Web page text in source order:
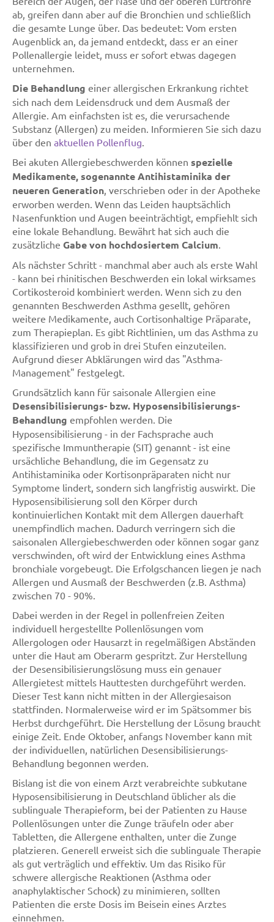
ab, greifen dann aber auf die Bronchien und schließlich
die gesamte Lunge über. Das bedeutet: Vom ersten
Augenblick an, da jemand entdeckt, dass er an einer
Pollenallergie leidet, muss er sofort etwas dagegen
unternehmen.
Die Behandlung einer allergischen Erkrankung richtet
sich nach dem Leidensdruck und dem Ausmaß der
Allergie. Am einfachsten ist es, die verursachende
Substanz (Allergen) zu meiden. Informieren Sie sich dazu
über den aktuellen Pollenflug.
Bei akuten Allergiebeschwerden können spezielle
Medikamente, sogenannte Antihistaminika der
neueren Generation, verschrieben oder in der Apotheke
erworben werden. Wenn das Leiden hauptsächlich
Nasenfunktion und Augen beeinträchtigt, empfiehlt sich
eine lokale Behandlung. Bewährt hat sich auch die
zusätzliche Gabe von hochdosiertem Calcium.
Als nächster Schritt - manchmal aber auch als erste Wahl
- kann bei rhinitischen Beschwerden ein lokal wirksames
Cortikosteroid kombiniert werden. Wenn sich zu den
genannten Beschwerden Asthma gesellt, gehören
weitere Medikamente, auch Cortisonhaltige Präparate,
zum Therapieplan. Es gibt Richtlinien, um das Asthma zu
klassifizieren und grob in drei Stufen einzuteilen.
Aufgrund dieser Abklärungen wird das "Asthma-
Management" festgelegt.
Grundsätzlich kann für saisonale Allergien eine
Desensibilisierungs- bzw. Hyposensibilisierungs-
Behandlung empfohlen werden. Die
Hyposensibilisierung - in der Fachsprache auch
spezifische Immuntherapie (SIT) genannt - ist eine
ursächliche Behandlung, die im Gegensatz zu
Antihistaminika oder Kortisonpräparaten nicht nur
Symptome lindert, sondern sich langfristig auswirkt. Die
Hyposensibilisierung soll den Körper durch
kontinuierlichen Kontakt mit dem Allergen dauerhaft
unempfindlich machen. Dadurch verringern sich die
saisonalen Allergiebeschwerden oder können sogar ganz
verschwinden, oft wird der Entwicklung eines Asthma
bronchiale vorgebeugt. Die Erfolgschancen liegen je nach
Allergen und Ausmaß der Beschwerden (z.B. Asthma)
zwischen 70 - 90%.
Dabei werden in der Regel in pollenfreien Zeiten
individuell hergestellte Pollenlösungen vom
Allergologen oder Hausarzt in regelmäßigen Abständen
unter die Haut am Oberarm gespritzt. Zur Herstellung
der Desensibilisierungslösung muss ein genauer
Allergietest mittels Hauttesten durchgeführt werden.
Dieser Test kann nicht mitten in der Allergiesaison
stattfinden. Normalerweise wird er im Spätsommer bis
Herbst durchgeführt. Die Herstellung der Lösung braucht
einige Zeit. Ende Oktober, anfangs November kann mit
der individuellen, natürlichen Desensibilisierungs-
Behandlung begonnen werden.
Bislang ist die von einem Arzt verabreichte subkutane
Hyposensibilisierung in Deutschland üblicher als die
sublinguale Therapieform, bei der Patienten zu Hause
Pollenlösungen unter die Zunge träufeln oder aber
Tabletten, die Allergene enthalten, unter die Zunge
platzieren. Generell erweist sich die sublinguale Therapie
als gut verträglich und effektiv. Um das Risiko für
schwere allergische Reaktionen (Asthma oder
anaphylaktischer Schock) zu minimieren, sollten
Patienten die erste Dosis im Beisein eines Arztes
einnehmen.